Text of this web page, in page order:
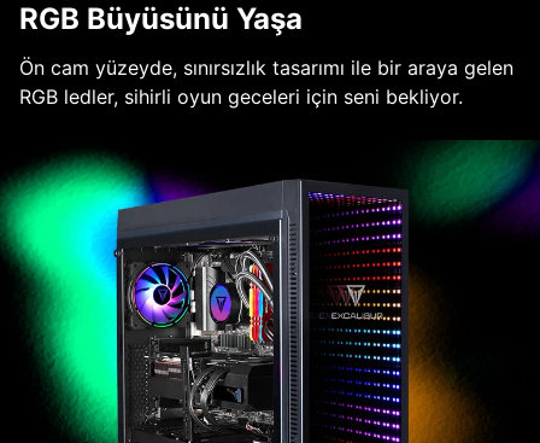
RGB Büyüsünü Yaşa
Ön cam yüzeyde, sınırsızlık tasarımı ile bir araya gelen
RGB ledler, sihirli oyun geceleri için seni bekliyor.